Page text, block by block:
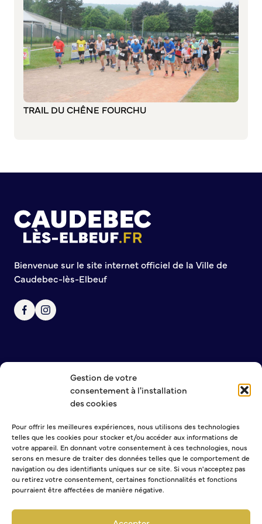
Gestion de votre
consentement à l'installation
des cookies
Pour offrir les meilleures expériences, nous utilisons des technologies
telles que les cookies pour stocker et/ou accéder aux informations de
votre appareil. En donnant votre consentement à ces technologies, nous
serons en mesure de traiter des données telles que le comportement de
navigation ou des identifiants uniques sur ce site. Si vous n'acceptez pas
ou retirez votre consentement, certaines fonctionnalités et fonctions
pourraient être affectées de manière négative.
TRAIL DU CHÊNE FOURCHU
Bienvenue sur le site internet officiel de la Ville de
Caudebec-lès-Elbeuf
NOUS CONTACTER
MENTIONS LÉGALES
POLITIQUE DE CONFIDENTIALITÉ
NEWSLETTER
Commission de participation citoyenne
Conseil municipal des Jeunes (CMJ)
Conseil Municipal des Ados (CMA)
Conseil municipal des Sages
Grands projets
Le Centre municipal